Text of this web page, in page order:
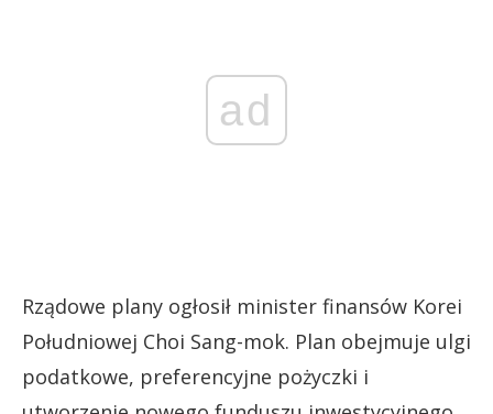
ad
Rządowe plany ogłosił minister finansów Korei
Południowej Choi Sang-mok. Plan obejmuje ulgi
podatkowe, preferencyjne pożyczki i